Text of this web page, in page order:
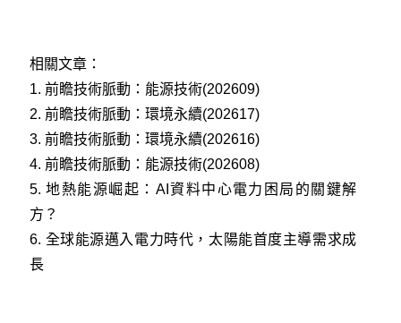
相關文章：
1. 前瞻技術脈動：能源技術(202609)
2. 前瞻技術脈動：環境永續(202617)
3. 前瞻技術脈動：環境永續(202616)
4. 前瞻技術脈動：能源技術(202608)
5.地熱能源崛起：AI資料中心電力困局的關鍵解
方？
6. 全球能源邁入電力時代，太陽能首度主導需求成
長